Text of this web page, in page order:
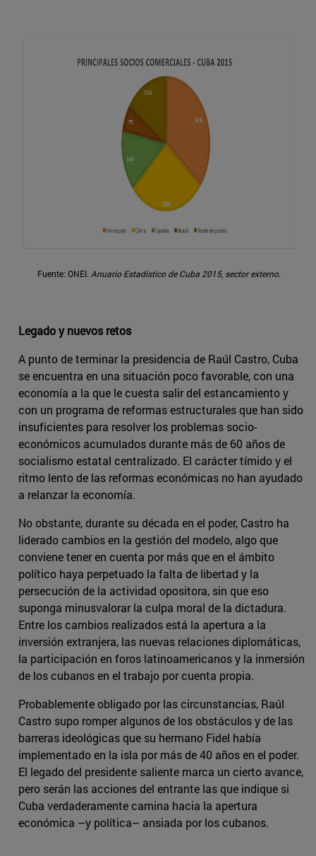
Fuente: ONEI. Anuario Estadístico de Cuba 2015, sector externo.
Legado y nuevos retos
A punto de terminar la presidencia de Raúl Castro, Cuba
se encuentra en una situación poco favorable, con una
economía a la que le cuesta salir del estancamiento y
con un programa de reformas estructurales que han sido
insuficientes para resolver los problemas socio-
económicos acumulados durante más de 60 años de
socialismo estatal centralizado. El carácter tímido y el
ritmo lento de las reformas económicas no han ayudado
a relanzar la economía.
No obstante, durante su década en el poder, Castro ha
liderado cambios en la gestión del modelo, algo que
conviene tener en cuenta por más que en el ámbito
político haya perpetuado la falta de libertad y la
persecución de la actividad opositora, sin que eso
suponga minusvalorar la culpa moral de la dictadura.
Entre los cambios realizados está la apertura a la
inversión extranjera, las nuevas relaciones diplomáticas,
la participación en foros latinoamericanos y la inmersión
de los cubanos en el trabajo por cuenta propia.
Probablemente obligado por las circunstancias, Raúl
Castro supo romper algunos de los obstáculos y de las
barreras ideológicas que su hermano Fidel había
implementado en la isla por más de 40 años en el poder.
El legado del presidente saliente marca un cierto avance,
pero serán las acciones del entrante las que indique si
Cuba verdaderamente camina hacia la apertura
económica –y política– ansiada por los cubanos.